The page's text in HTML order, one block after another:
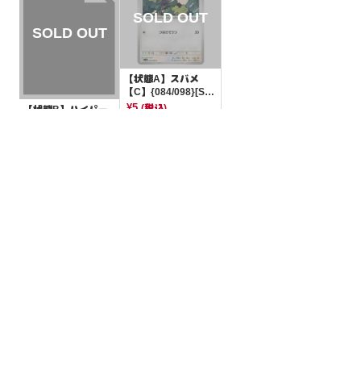
【状態B】ハイパー
【状態A】スバメ
【C】{084/098}[SV
10]
¥5(税込)